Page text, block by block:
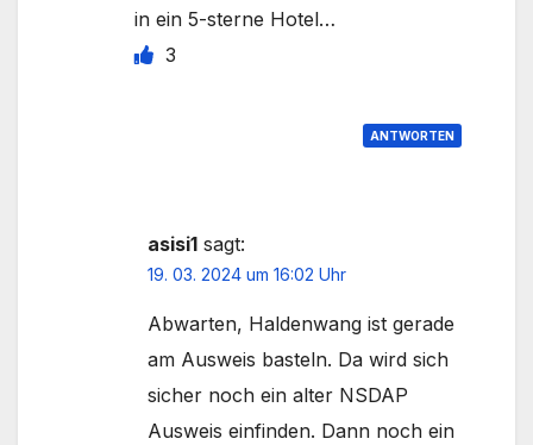
in ein 5-sterne Hotel…
3
ANTWORTEN
asisi1 sagt:
19. 03. 2024 um 16:02 Uhr
Abwarten, Haldenwang ist gerade
am Ausweis basteln. Da wird sich
sicher noch ein alter NSDAP
Ausweis einfinden. Dann noch ein